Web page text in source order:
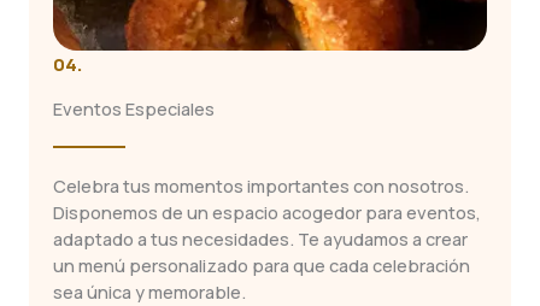
04.
Eventos Especiales
Celebra tus momentos importantes con nosotros.
Disponemos de un espacio acogedor para eventos,
adaptado a tus necesidades. Te ayudamos a crear
un menú personalizado para que cada celebración
sea única y memorable.